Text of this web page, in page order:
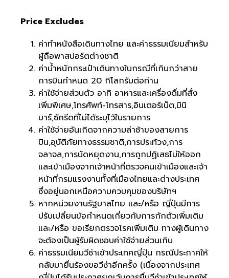
Price Excludes
ค่าทำหนังสือเดินทางไทย และค่าธรรมเนียมสำหรับ
ผู้ถือพาสปอร์ตต่างชาติ
ค่าน้ำหนักกระเป๋าเดินทางในกรณีที่เกินกว่าสาย
การบินกำหนด 20 กิโลกรัมต่อท่าน
ค่าใช้จ่ายส่วนตัว อาทิ อาหารและเครื่องดื่มที่สั่ง
เพิ่มพิเศษ,โทรศัพท์-โทรสาร,อินเตอร์เน็ต,มินิ
บาร์,ซักรีดที่ไม่ได้ระบุไว้ในรายการ
ค่าใช้จ่ายอันเกิดจากความล่าช้าของสายการ
บิน,อุบัติภัยทางธรรมชาติ,การประท้วง,การ
จลาจล,การนัดหยุดงาน,การถูกปฏิเสธไม่ให้ออก
และเข้าเมืองจากเจ้าหน้าที่ตรวจคนเข้าเมืองและเจ้า
หน้าที่กรมแรงงานทั้งที่เมืองไทยและต่างประเทศ
ซึ่งอยู่นอกเหนือความควบคุมของบริษัทฯ
หากหน่วยงานรัฐบาลไทย และ/หรือ ญี่ปุ่นมีการ
ปรับเปลี่ยนข้อกำหนดเกี่ยวกับการกักตัวเพิ่มเติม
และ/หรือ ขอเรียกตรวจโรคเพิ่มเติม ทางผู้เดินทาง
จะต้องเป็นผู้รับผิดชอบค่าใช้จ่ายส่วนเกิน
ค่าธรรมเนียมวีซ่าเข้าประเทศญี่ปุ่น กรณีประกาศให้
กลับมายื่นร้องขอวีซ่าอีกครั้ง (เนื่องจากประเทศ